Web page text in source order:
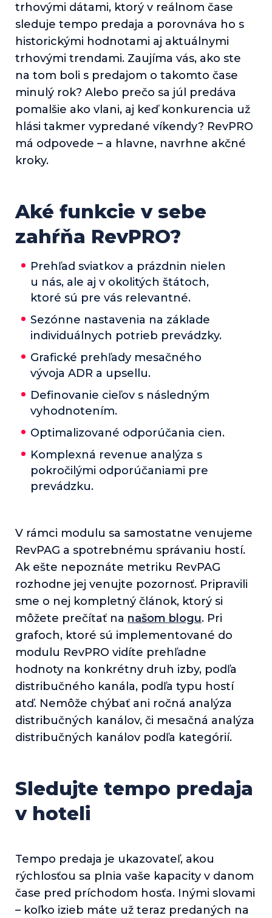
trhovými dátami, ktorý v reálnom čase
sleduje tempo predaja a porovnáva ho s
historickými hodnotami aj aktuálnymi
trhovými trendami. Zaujíma vás, ako ste
na tom boli s predajom o takomto čase
minulý rok? Alebo prečo sa júl predáva
pomalšie ako vlani, aj keď konkurencia už
hlási takmer vypredané víkendy? RevPRO
má odpovede – a hlavne, navrhne akčné
kroky.
Aké funkcie v sebe
zahŕňa RevPRO?
Prehľad sviatkov a prázdnin nielen
u nás, ale aj v okolitých štátoch,
ktoré sú pre vás relevantné.
Sezónne nastavenia na základe
individuálnych potrieb prevádzky.
Grafické prehľady mesačného
vývoja ADR a upsellu.
Definovanie cieľov s následným
vyhodnotením.
Optimalizované odporúčania cien.
Komplexná revenue analýza s
pokročilými odporúčaniami pre
prevádzku.
V rámci modulu sa samostatne venujeme
RevPAG a spotrebnému správaniu hostí.
Ak ešte nepoznáte metriku RevPAG
rozhodne jej venujte pozornosť. Pripravili
sme o nej kompletný článok, ktorý si
môžete prečítať na našom blogu. Pri
grafoch, ktoré sú implementované do
modulu RevPRO vidíte prehľadne
hodnoty na konkrétny druh izby, podľa
distribučného kanála, podľa typu hostí
atď. Nemôže chýbať ani ročná analýza
distribučných kanálov, či mesačná analýza
distribučných kanálov podľa kategórií.
Sledujte tempo predaja
v hoteli
Tempo predaja je ukazovateľ, akou
rýchlosťou sa plnia vaše kapacity v danom
čase pred príchodom hosťa. Inými slovami
– koľko izieb máte už teraz predaných na